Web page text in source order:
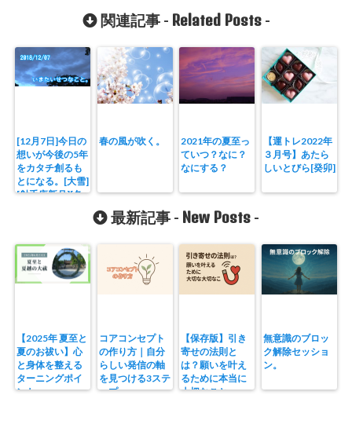
関連記事 - Related Posts-
[12月7日]今日の
想いが今後の5年
をカタチ創るも
とになる。[大雪]
[射手座新月][冬
春の風が吹く。
2021年の夏至っ
ていつ？なに？
なにする？
【運トレ2022年
３月号】あたら
しいとびら[癸卯]
最新記事 - New Posts -
【2025年 夏至と
夏のお祓い】心
と身体を整える
ターニングポイ
ント
コアコンセプト
の作り方｜自分
らしい発信の軸
を見つける3ステ
ップ
【保存版】引き
寄せの法則と
は？願いを叶え
るために本当に
大切なこと。
無意識のブロッ
ク解除セッショ
ン。